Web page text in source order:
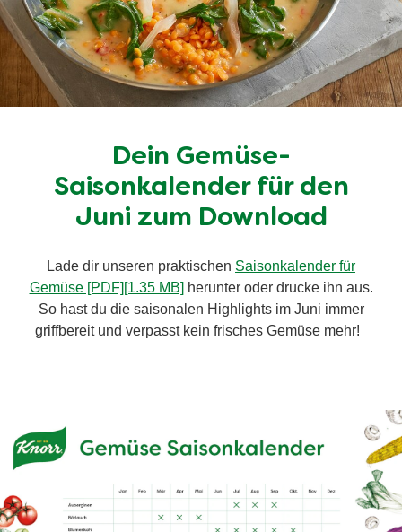
Dein Gemüse-
Saisonkalender für den
Juni zum Download
Lade dir unseren praktischen Saisonkalender für
Gemüse [PDF][1.35 MB] herunter oder drucke ihn aus.
So hast du die saisonalen Highlights im Juni immer
griffbereit und verpasst kein frisches Gemüse mehr!